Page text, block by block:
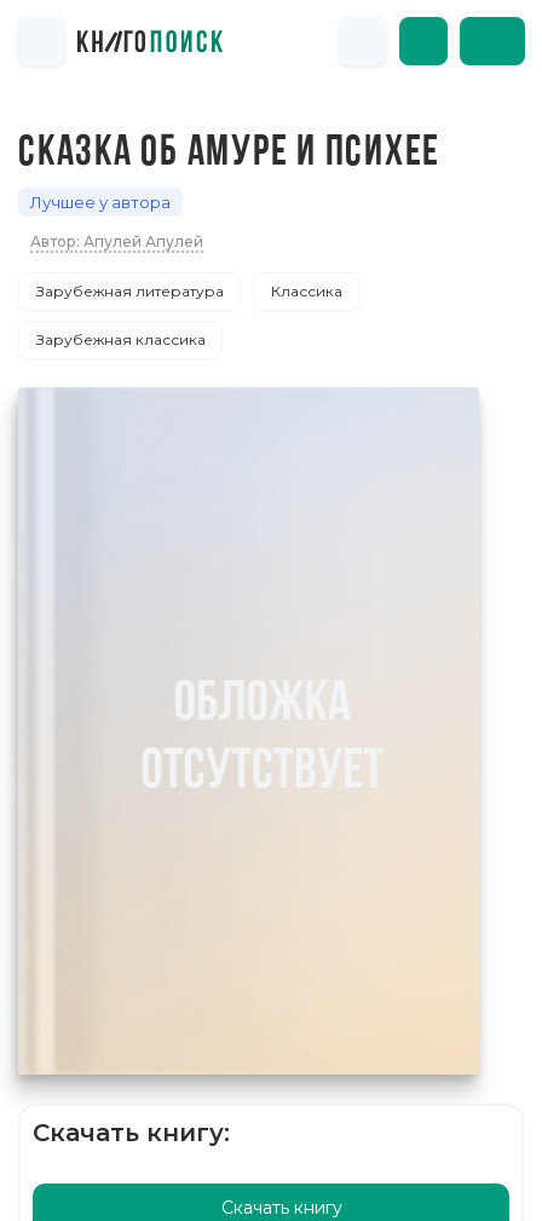
СКАЗКА ОБ АМУРЕ И ПСИХЕЕ
Лучшее у автора
Автор: Апулей Апулей
Зарубежная литература Классика
Зарубежная классика
Скачать книгу:
Скачать книгу